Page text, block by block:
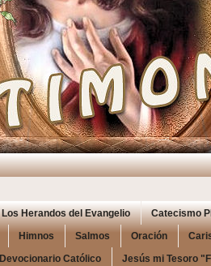
Los Herandos del Evangelio Catecismo
Himnos Salmos Oración
Devocionario Católico Jesús mi Tesoro